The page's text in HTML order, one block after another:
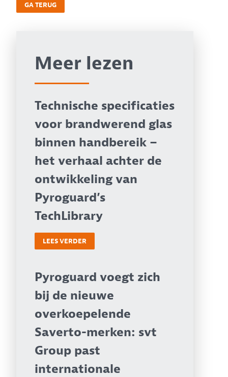
GA TERUG
Meer lezen
Technische specificaties
voor brandwerend glas
binnen handbereik –
het verhaal achter de
ontwikkeling van
Pyroguard’s
TechLibrary
LEES VERDER
Pyroguard voegt zich
bij de nieuwe
overkoepelende
Saverto-merken: svt
Group past
internationale